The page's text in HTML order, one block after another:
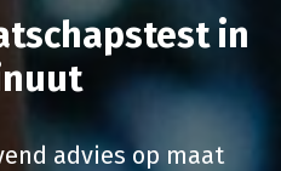
in
advies op maat